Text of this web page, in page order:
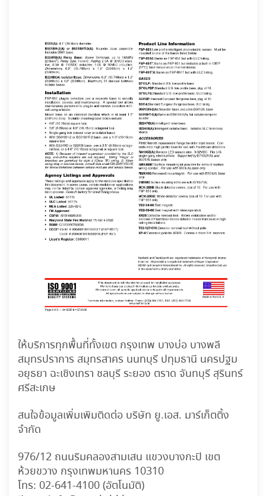
ให้บริการทุกพื้นที่ทั้งเขต กรุงเทพ บางบ่อ บางพลี
สมุทรปราการ สมุทรสาคร นนทบุรี ปทุมธานี นครปฐม
อยุธยา ฉะเชิงเทรา ชลบุรี ระยอง ตราด จันทบุรี สุรินทร์
ศรีสะเกษ
สนใจข้อมูลเพิ่มเพิมติดต่อ บริษัท ยู.เอส. มาร์เก็ตติ้ง
จำกัด
976/12 ถนนริมคลองสามเสน แขวงบางกะปิ เขต
ห้วยขวาง กรุงเทพมหานคร 10310
โทร: 02-641-4100(อัตโนมัติ)